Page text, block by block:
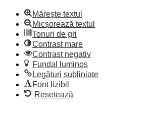
Mărește textul
Micșorează textul
Tonuri de gri
Contrast mare
Contrast negativ
Fundal luminos
Legături subliniate
Font lizibil
Resetează